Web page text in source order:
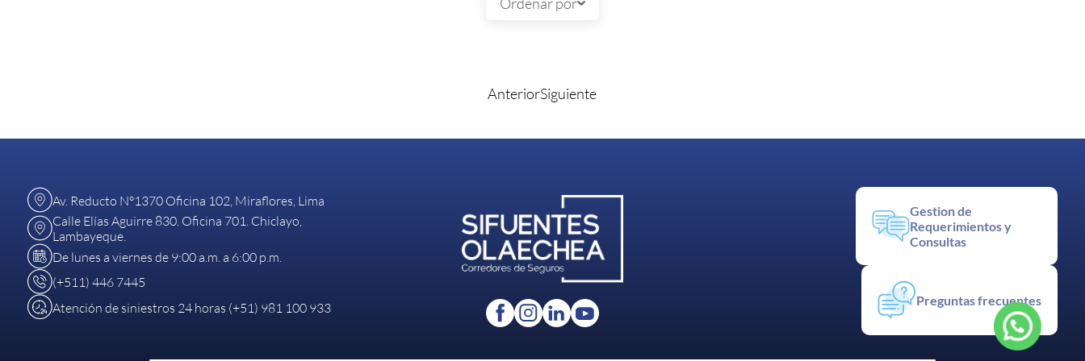
AnteriorSiguiente
Av. Reducto N°1370 Oficina 102, Miraflores, Lima
Calle Elías Aguirre 830. Oficina 701. Chiclayo,
Lambayeque.
De lunes a viernes de 9:00 a.m. a 6:00 p.m.
(+511) 446 7445
Atención de siniestros 24 horas (+51) 981 100 933
Gestion de
Requerimientos y
Consultas
Preguntas frecuentes